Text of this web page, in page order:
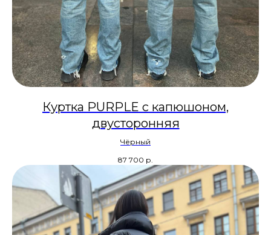
Куртка PURPLE с капюшоном,
двусторонняя
Чёрный
87 700 р.